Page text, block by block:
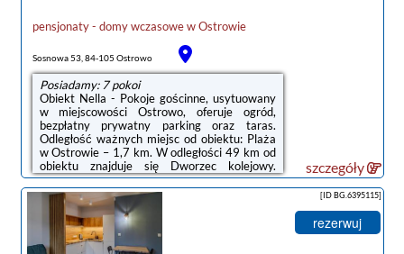
pensjonaty - domy wczasowewOstrowie
Sosnowa 53, 84-105 Ostrowo
Posiadamy: 7 pokoi
Obiekt Nella - Pokoje gościnne, usytuowany
w miejscowości Ostrowo, oferuje ogród,
bezpłatny prywatny parking oraz taras.
Odległość ważnych miejsc od obiektu: Plaża
w Ostrowie – 1,7 km. W odległości 49 km od
obiektu znajduje się Dworzec kolejowy.
Obiekt jest idealnym wyborem dla
niepalących. Odległość ważnych miejsc od
obiektu: Port Gdynia – 47 km.W każdej opcji
zakwaterowania w obiekcie znajduje się
szafa, telewizor z płaskim ekranem, prywatna
łazienka oraz pościel. We wszystkich
szczegóły
[ID BG.6395115]
rezerwuj